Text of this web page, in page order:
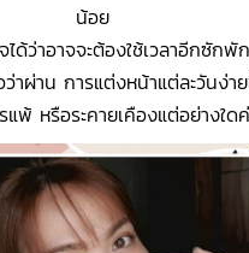
น้อย
ได้ว่าอาจจะต้องใช้เวลาอีกซักพัก
าผ่าน การแต่งหน้าแต่ละวันง่า
แพ้ หรือระคายเคืองแต่อย่างใด